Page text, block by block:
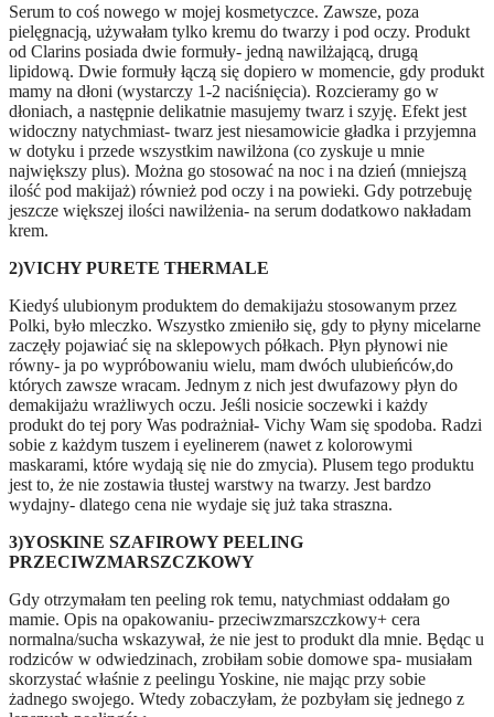
Serum to coś nowego w mojej kosmetyczce. Zawsze, poza
pielęgnacją, używałam tylko kremu do twarzy i pod oczy. Produkt
od Clarins posiada dwie formuły- jedną nawilżającą, drugą
lipidową. Dwie formuły łączą się dopiero w momencie, gdy produkt
mamy na dłoni (wystarczy 1-2 naciśnięcia). Rozcieramy go w
dłoniach, a następnie delikatnie masujemy twarz i szyję. Efekt jest
widoczny natychmiast- twarz jest niesamowicie gładka i przyjemna
w dotyku i przede wszystkim nawilżona (co zyskuje u mnie
największy plus). Można go stosować na noc i na dzień (mniejszą
ilość pod makijaż) również pod oczy i na powieki. Gdy potrzebuję
jeszcze większej ilości nawilżenia- na serum dodatkowo nakładam
krem.
2)VICHY PURETE THERMALE
Kiedyś ulubionym produktem do demakijażu stosowanym przez
Polki, było mleczko. Wszystko zmieniło się, gdy to płyny micelarne
zaczęły pojawiać się na sklepowych półkach. Płyn płynowi nie
równy- ja po wypróbowaniu wielu, mam dwóch ulubieńców,do
których zawsze wracam. Jednym z nich jest dwufazowy płyn do
demakijażu wrażliwych oczu. Jeśli nosicie soczewki i każdy
produkt do tej pory Was podrażniał- Vichy Wam się spodoba. Radzi
sobie z każdym tuszem i eyelinerem (nawet z kolorowymi
maskarami, które wydają się nie do zmycia). Plusem tego produktu
jest to, że nie zostawia tłustej warstwy na twarzy. Jest bardzo
wydajny- dlatego cena nie wydaje się już taka straszna.
3)YOSKINE SZAFIROWY PEELING
PRZECIWZMARSZCZKOWY
Gdy otrzymałam ten peeling rok temu, natychmiast oddałam go
mamie. Opis na opakowaniu- przeciwzmarszczkowy+ cera
normalna/sucha wskazywał, że nie jest to produkt dla mnie. Będąc u
rodziców w odwiedzinach, zrobiłam sobie domowe spa- musiałam
skorzystać właśnie z peelingu Yoskine, nie mając przy sobie
żadnego swojego. Wtedy zobaczyłam, że pozbyłam się jednego z